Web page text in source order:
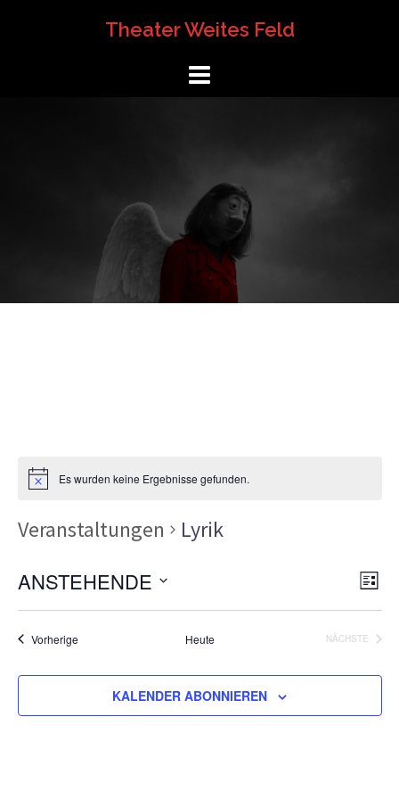
Theater Weites Feld
Es wurden keine Ergebnisse gefunden.
Veranstaltungen Lyrik
LISTE
ANSTEHENDE
Datum
wählen.
VorherigeVeranstaltungen Heute
NÄCHSTE
KALENDER ABONNIEREN